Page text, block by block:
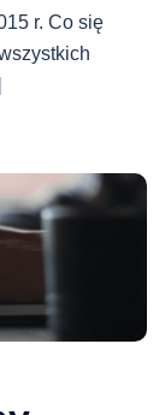
r. Co się